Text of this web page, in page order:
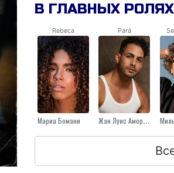
В ГЛАВНЫХ РОЛЯХ
Rebeca
Мариа Бомани
Pará
Жан Луис Аморим